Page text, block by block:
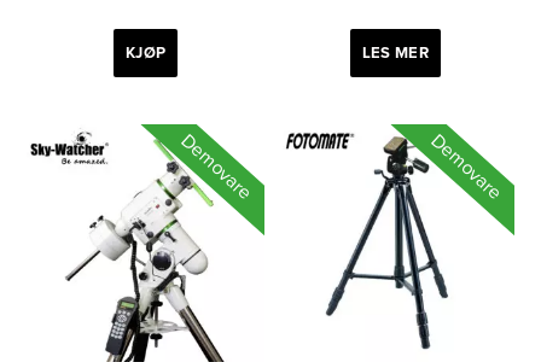
600 kr.
KJØP
3
999 kr.
LES MER
Demovare Demovare